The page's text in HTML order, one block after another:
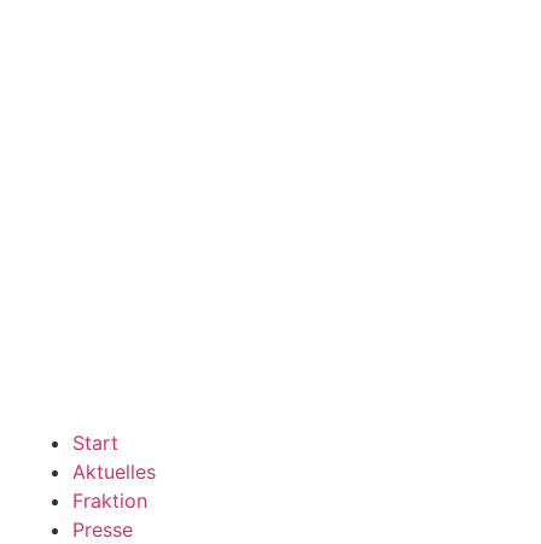
Start
Aktuelles
Fraktion
Presse